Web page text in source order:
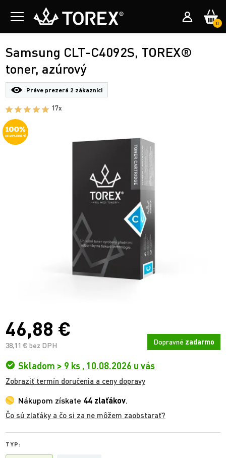
0
Samsung CLT-C4092S, TOREX®
toner, azúrový
Práve prezerá 2 zákazníci
17x
46,88 €
38,11 € bez DPH Dopravné zadarmo
Skladom > 9 ks , 10.08.2026 u vás
Zobraziť termín doručenia a ceny dopravy
Nákupom získate 44 zlaťákov.
Čo sú zlaťáky a čo si za ne môžem zaobstarať?
TYP: